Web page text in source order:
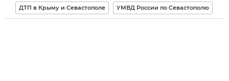
ДТП в Крыму и Севастополе УМВД России по Севастополю